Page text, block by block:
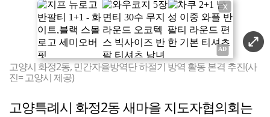
X
고양시 화정2동, 민간자율방역단 하절기 방역 활동 본격 추진(사
진= 고양시 제공)
고양특례시 화정2동 새마을 지도자협의회는